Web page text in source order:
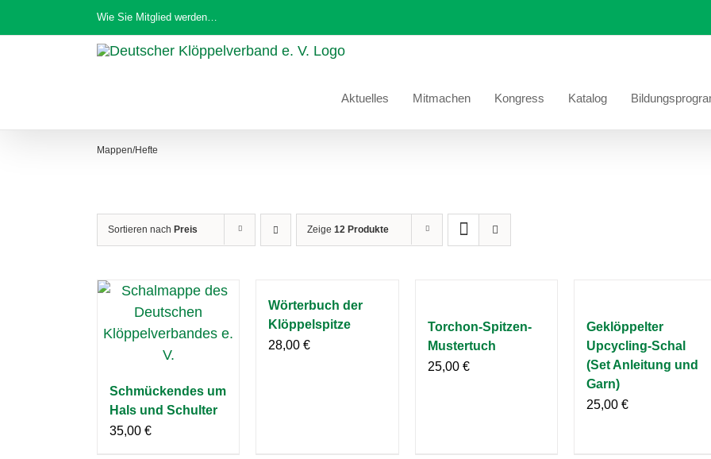
Inhalt
Wie Sie Mitglied werden…
Aktuelles Mitmachen Kongress Katalog
Mappen/Hefte
Sortieren nach Preis Zeige 12 Produkte
Schmückendes um
Hals und Schulter
35,00 €
Wörterbuch der
Klöppelspitze
28,00€
Torchon-Spitzen-
Mustertuch
25,00 €
Geklöppelter
Upcycling-Schal
(Set Anleitung und
Garn)
25,00 €